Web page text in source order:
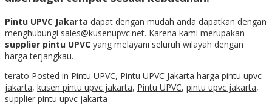
Pintu UPVC Jakarta dapat dengan mudah anda dapatkan dengan
menghubungi sales@kusenupvc.net. Karena kami merupakan
supplier pintu UPVC yang melayani seluruh wilayah dengan
harga terjangkau.
terato Posted in Pintu UPVC, Pintu UPVC Jakarta harga pintu upvc
jakarta, kusen pintu upvc jakarta, Pintu UPVC, pintu upvc jakarta,
supplier pintu upvc jakarta